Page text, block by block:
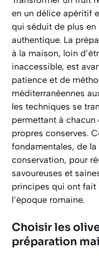
en un délice apéritif
qui séduit de plus en
authentique. La
à la maison, loin
inaccessible, est
patience et de
méditerranéennes
les techniques se
permettant à chacun
propres conserves.
fondamentales, de
conservation, pour
savoureuses et
principes qui ont fait
l’époque romaine.
Choisir les
préparation